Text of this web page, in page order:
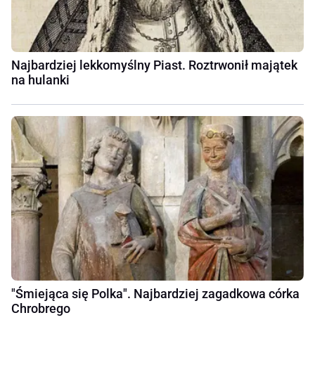
Najbardziej lekkomyślny Piast. Roztrwonił majątek
na hulanki
"Śmiejąca się Polka". Najbardziej zagadkowa córka
Chrobrego